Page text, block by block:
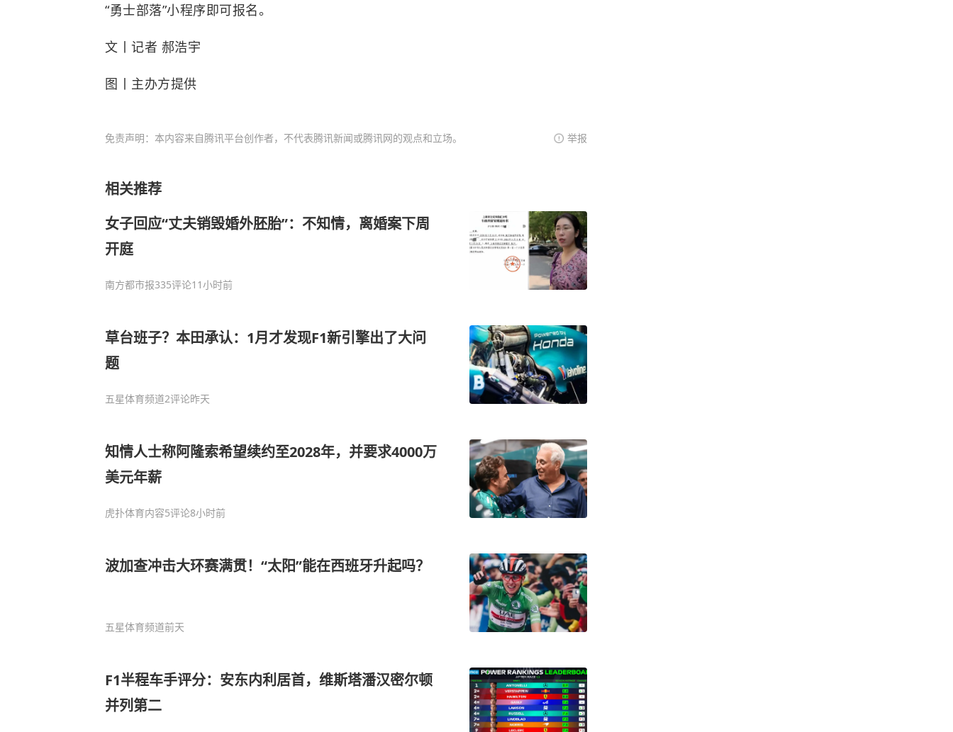
“勇士部落”小程序即可报名。
文 丨 记者 郝浩宇
图 丨 主办方提供
免责声明：本内容来自腾讯平台创作者，不代表腾讯新闻或腾讯网的观点和立场。 举报
相关推荐
女子回应“丈夫销毁婚外胚胎”：不知情，离婚案下周
开庭
南方都市报335评论11小时前
草台班子？本田承认：1月才发现F1新引擎出了大问
题
五星体育频道2评论昨天
知情人士称阿隆索希望续约至2028年，并要求4000万
美元年薪
虎扑体育内容5评论8小时前
波加查冲击大环赛满贯！“太阳”能在西班牙升起吗？
五星体育频道前天
F1半程车手评分：安东内利居首，维斯塔潘汉密尔顿
并列第二